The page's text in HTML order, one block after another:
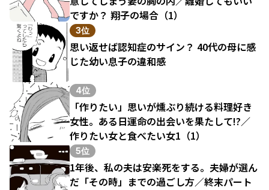
ですか？ 翔子の場合（1）
3位
思い返せば認知症のサイン？ 40代の母に感
じた幼い息子の違和感
4位
「作りたい」思いが燻ぶり続ける料理好き
女性。ある日運命の出会いを果たして!?／
作りたい女と食べたい女1（1）
5位
1年後、私の夫は安楽死をする。夫婦が選ん
だ「その時」までの過ごし方／終末パート